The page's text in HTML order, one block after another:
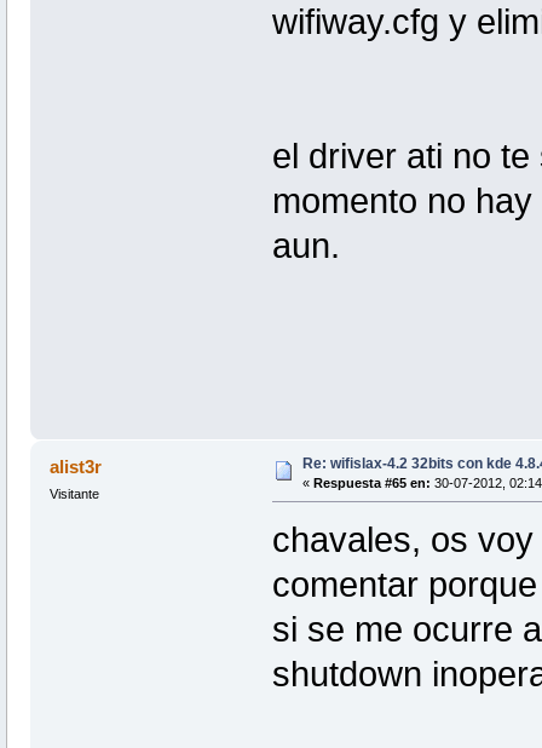
wifiway.cfg y
el driver ati no
momento no
aun.
alist3r
Visitante
Re: wifislax-4.2 32bits con kde
« Respuesta #65 en: 30-07-2012,
chavales, os
comentar
si se me ocurre
shutdown